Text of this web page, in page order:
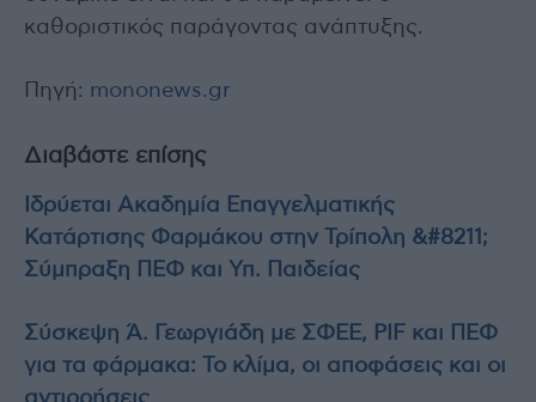
καθοριστικός παράγοντας ανάπτυξης.
Πηγή: mononews.gr
Διαβάστε επίσης
Ιδρύεται Ακαδημία Επαγγελματικής
Κατάρτισης Φαρμάκου στην Τρίπολη &#8211;
Σύμπραξη ΠΕΦ και Υπ. Παιδείας
Σύσκεψη Ά. Γεωργιάδη με ΣΦΕΕ, PIF και ΠΕΦ
για τα φάρμακα: Το κλίμα, οι αποφάσεις και οι